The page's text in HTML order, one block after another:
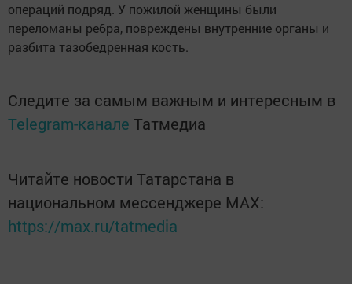
операций подряд. У пожилой женщины были
переломаны ребра, повреждены внутренние органы и
разбита тазобедренная кость.
Следите за самым важным и интересным в
Telegram-канале Татмедиа
Читайте новости Татарстана в
национальном мессенджере MАХ:
https://max.ru/tatmedia